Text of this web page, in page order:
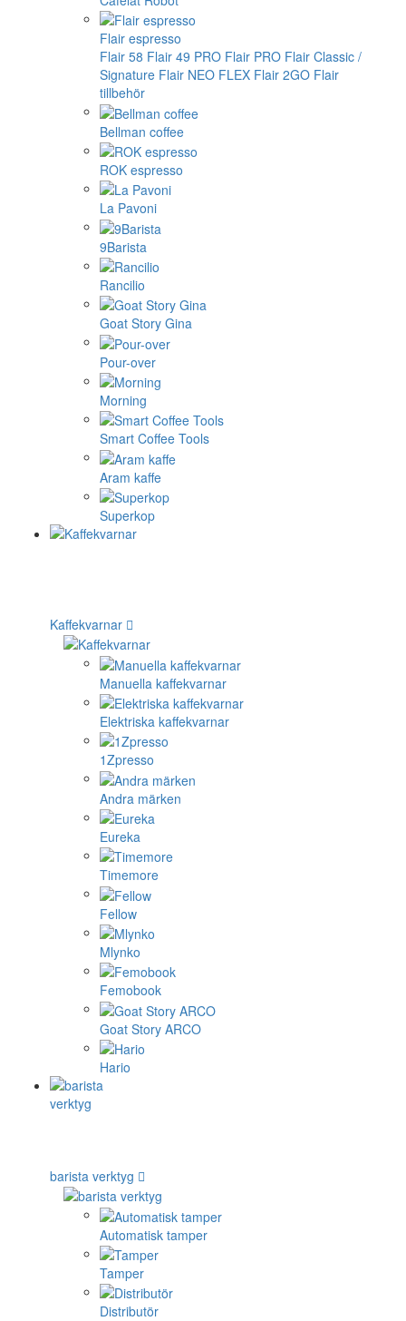
Flair espresso
Flair 58 Flair 49 PRO Flair PRO Flair Classic /
Signature Flair NEO FLEX Flair 2GO Flair
tillbehör
Bellman coffee
ROK espresso
La Pavoni
9Barista
Rancilio
Goat Story Gina
Pour-over
Morning
Smart Coffee Tools
Aram kaffe
Superkop
Kaffekvarnar
Manuella kaffekvarnar
Elektriska kaffekvarnar
1Zpresso
Andra märken
Eureka
Timemore
Fellow
Mlynko
Femobook
Goat Story ARCO
Hario
barista verktyg
Automatisk tamper
Tamper
Distributör